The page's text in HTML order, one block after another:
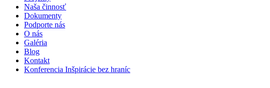
Naša činnosť
Dokumenty
Podporte nás
O nás
Galéria
Blog
Kontakt
Konferencia Inšpirácie bez hraníc